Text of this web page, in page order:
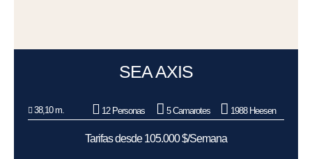
SEA AXIS
38,10 m. 12 Personas 5 Camarotes 1988 Heesen
Tarifas desde 105.000 $/Semana